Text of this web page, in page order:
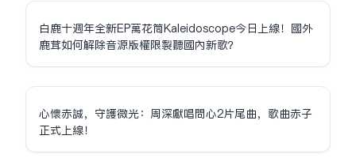
白鹿十週年全新EP萬花筒Kaleidoscope今日上線！國外
鹿茸如何解除音源版權限制聽國內新歌？
心懷赤誠，守護微光：周深獻唱問心2片尾曲，歌曲赤子
正式上線！